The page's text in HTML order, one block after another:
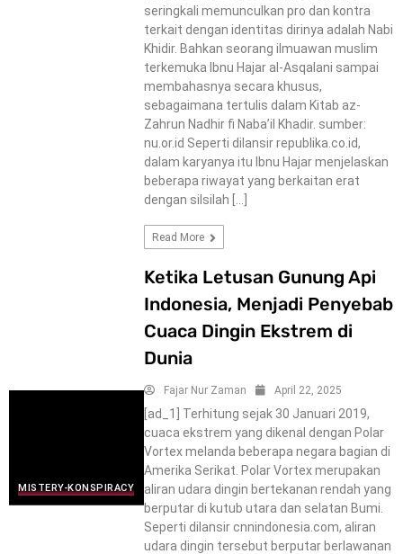
seringkali memunculkan pro dan kontra
terkait dengan identitas dirinya adalah Nabi
Khidir. Bahkan seorang ilmuawan muslim
terkemuka Ibnu Hajar al-Asqalani sampai
membahasnya secara khusus,
sebagaimana tertulis dalam Kitab az-
Zahrun Nadhir fi Naba’il Khadir. sumber:
nu.or.id Seperti dilansir republika.co.id,
dalam karyanya itu Ibnu Hajar menjelaskan
beberapa riwayat yang berkaitan erat
dengan silsilah […]
Read More
MISTERY-KONSPIRACY
Ketika Letusan Gunung Api
Indonesia, Menjadi Penyebab
Cuaca Dingin Ekstrem di
Dunia
Fajar Nur Zaman April 22, 2025
[ad_1] Terhitung sejak 30 Januari 2019,
cuaca ekstrem yang dikenal dengan Polar
Vortex melanda beberapa negara bagian di
Amerika Serikat. Polar Vortex merupakan
aliran udara dingin bertekanan rendah yang
berputar di kutub utara dan selatan Bumi.
Seperti dilansir cnnindonesia.com, aliran
udara dingin tersebut berputar berlawanan